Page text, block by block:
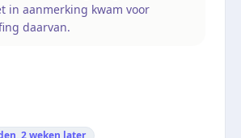
in aanmerking kwam voor
daarvan.
2 weken later